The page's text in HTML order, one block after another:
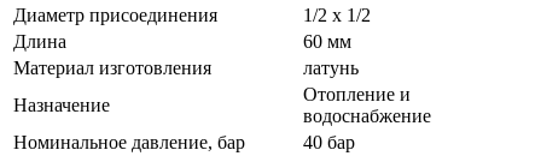
Диаметр присоединения
1/2 x 1/2
Длина
60 мм
Материал изготовления
латунь
Назначение
Отопление и
водоснабжение
Номинальное давление, бар
40 бар